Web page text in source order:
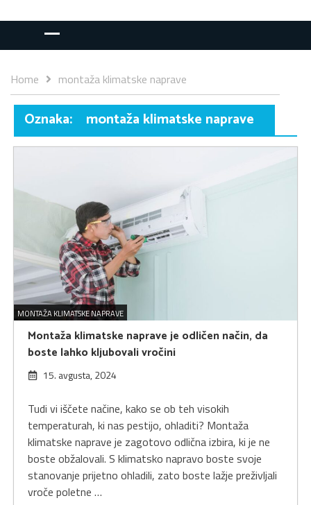
Home montaža klimatske naprave
Oznaka: montaža klimatske naprave
MONTAŽA KLIMATSKE NAPRAVE
Montaža klimatske naprave je odličen način, da
boste lahko kljubovali vročini
15. avgusta, 2024
Tudi vi iščete načine, kako se ob teh visokih
temperaturah, ki nas pestijo, ohladiti? Montaža
klimatske naprave je zagotovo odlična izbira, ki je ne
boste obžalovali. S klimatsko napravo boste svoje
stanovanje prijetno ohladili, zato boste lažje preživljali
vroče poletne …